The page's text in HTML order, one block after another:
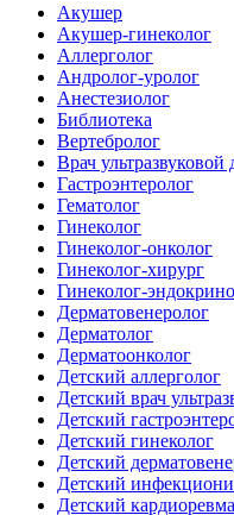
Акушер
Акушер-гинеколог
Аллерголог
Андролог-уролог
Анестезиолог
Библиотека
Вертебролог
Врач ультразвуковой
Гастроэнтеролог
Гематолог
Гинеколог
Гинеколог-онколог
Гинеколог-хирург
Гинеколог-
Дерматовенеролог
Дерматолог
Дерматоонколог
Детский аллерголог
Детский врач
Детский
Детский гинеколог
Детский
Детский
Детский